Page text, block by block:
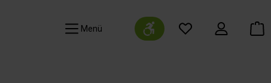
Navigation Werkzeugleiste anzeigen